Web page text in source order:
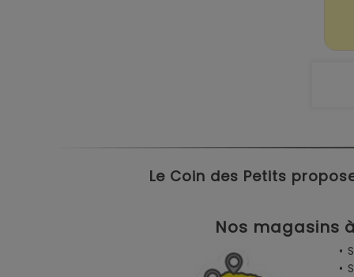
Le Coin des Petits
Nos magasins
•
•